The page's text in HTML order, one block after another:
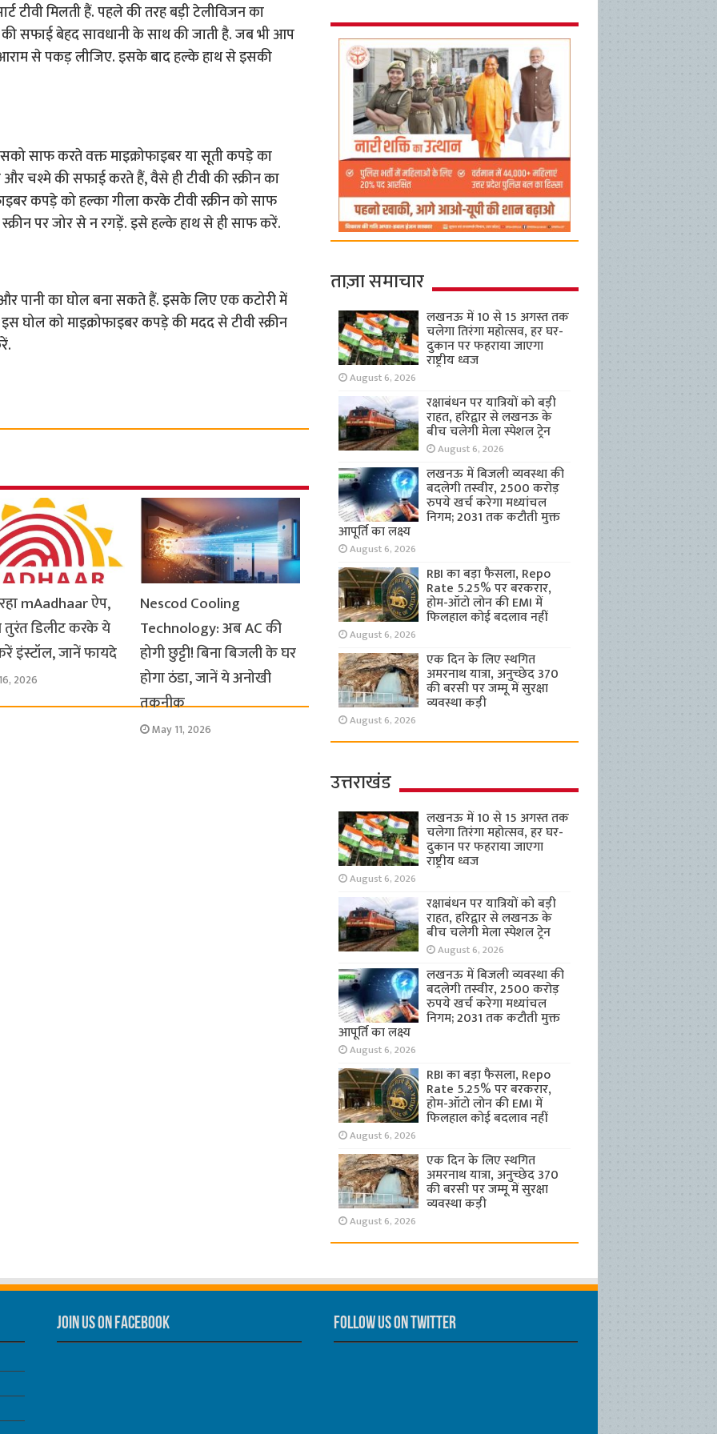
टीवी मिलती हैं. पहले की तरह बड़ी टेलीविजन का
की सफाई बेहद सावधानी के साथ की जाती है. जब भी आप
से पकड़ लीजिए. इसके बाद हल्के हाथ से इसकी
साफ करते वक्त माइक्रोफाइबर या सूती कपड़े का
चश्मे की सफाई करते हैं, वैसे ही टीवी की स्क्रीन का
कपड़े को हल्का गीला करके टीवी स्क्रीन को साफ
पर जोर से न रगड़ें. इसे हल्के हाथ से ही साफ करें.
पानी का घोल बना सकते हैं. इसके लिए एक कटोरी में
घोल को माइक्रोफाइबर कपड़े की मदद से टीवी स्क्रीन
mAadhaar ऐप,
डिलीट करके ये
इंस्टॉल, जानें फायदे
2026
Nescod Cooling
Technology: अब AC की
होगी छुट्टी! बिना बिजली के घर
होगा ठंडा, जानें ये अनोखी
तकनीक
May 11, 2026
ताज़ा समाचार
लखनऊ में 10 से 15 अगस्त तक
चलेगा तिरंगा महोत्सव, हर घर-
दुकान पर फहराया जाएगा
राष्ट्रीय ध्वज
August 6, 2026
रक्षाबंधन पर यात्रियों को बड़ी
राहत, हरिद्वार से लखनऊ के
बीच चलेगी मेला स्पेशल ट्रेन
August 6, 2026
लखनऊ में बिजली व्यवस्था की
बदलेगी तस्वीर, 2500 करोड़
रुपये खर्च करेगा मध्यांचल
निगम; 2031 तक कटौती मुक्त
आपूर्ति का लक्ष्य
August 6, 2026
RBI का बड़ा फैसला, Repo
Rate 5.25% पर बरकरार,
होम-ऑटो लोन की EMI में
फिलहाल कोई बदलाव नहीं
August 6, 2026
एक दिन के लिए स्थगित
अमरनाथ यात्रा, अनुच्छेद 370
की बरसी पर जम्मू में सुरक्षा
व्यवस्था कड़ी
August 6, 2026
उत्तराखंड
लखनऊ में 10 से 15 अगस्त तक
चलेगा तिरंगा महोत्सव, हर घर-
दुकान पर फहराया जाएगा
राष्ट्रीय ध्वज
August 6, 2026
रक्षाबंधन पर यात्रियों को बड़ी
राहत, हरिद्वार से लखनऊ के
बीच चलेगी मेला स्पेशल ट्रेन
August 6, 2026
लखनऊ में बिजली व्यवस्था की
बदलेगी तस्वीर, 2500 करोड़
रुपये खर्च करेगा मध्यांचल
निगम; 2031 तक कटौती मुक्त
आपूर्ति का लक्ष्य
August 6, 2026
RBI का बड़ा फैसला, Repo
Rate 5.25% पर बरकरार,
होम-ऑटो लोन की EMI में
फिलहाल कोई बदलाव नहीं
August 6, 2026
एक दिन के लिए स्थगित
अमरनाथ यात्रा, अनुच्छेद 370
की बरसी पर जम्मू में सुरक्षा
व्यवस्था कड़ी
August 6, 2026
Join us on Facebook Follow us on Twitter